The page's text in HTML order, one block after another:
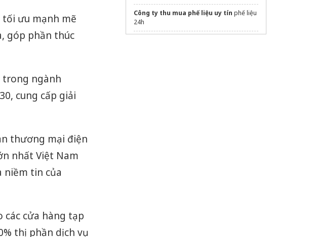
tối ưu mạnh mẽ
góp phần thúc
trong ngành
cung cấp giải
thương mại điện
nhất Việt Nam
niềm tin của
cửa hàng tạp
thị phần dịch vụ
Công ty thu mua phế liệu uy tín phế liệu
24h